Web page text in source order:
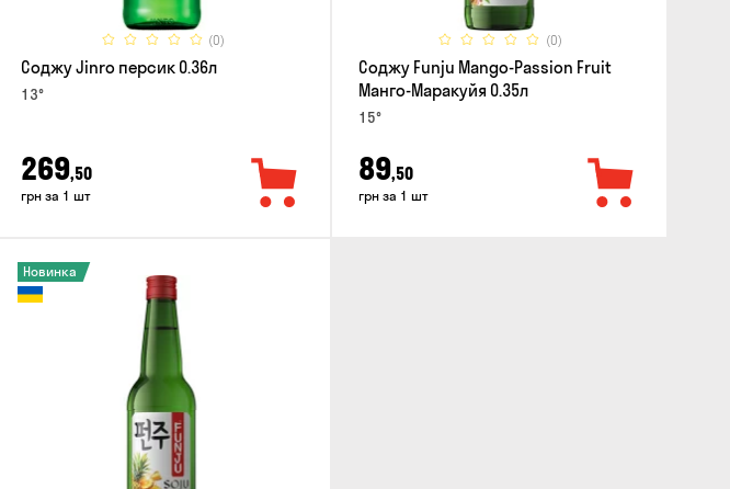
(0)
Соджу Jinro персик 0.36л
13°
269,50
грн за 1 шт
(0)
Соджу Funju Mango-Passion Fruit
Манго-Маракуйя 0.35л
15°
89,50
грн за 1 шт
Новинка